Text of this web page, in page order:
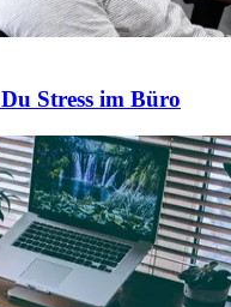
Stress im Büro